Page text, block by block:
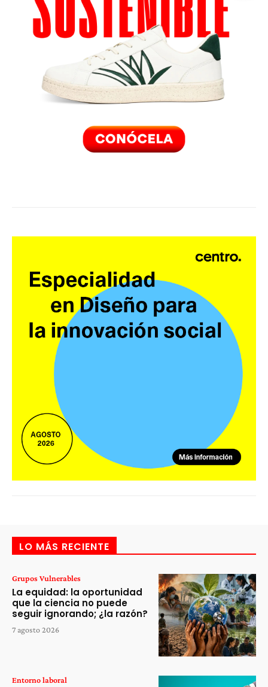
LO MÁS RECIENTE
Grupos Vulnerables
La equidad: la oportunidad
que la ciencia no puede
seguir ignorando; ¿la razón?
7 agosto 2026
Entorno laboral